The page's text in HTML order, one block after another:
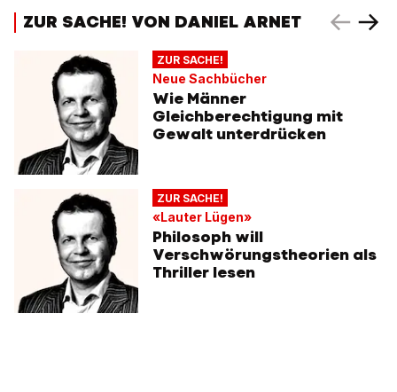
ZUR SACHE! VON DANIEL ARNET
ZUR SACHE!
Neue Sachbücher
Wie Männer
Gleichberechtigung mit
Gewalt unterdrücken
ZUR SACHE!
«Lauter Lügen»
Philosoph will
Verschwörungstheorien als
Thriller lesen